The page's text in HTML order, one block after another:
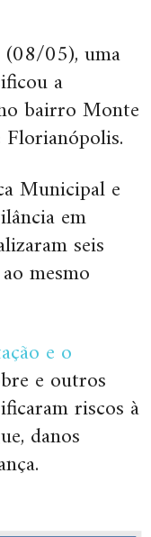
(08/05), uma
a
bairro Monte
Municipal e
em
seis
mesmo
e o
e outros
riscos à
danos